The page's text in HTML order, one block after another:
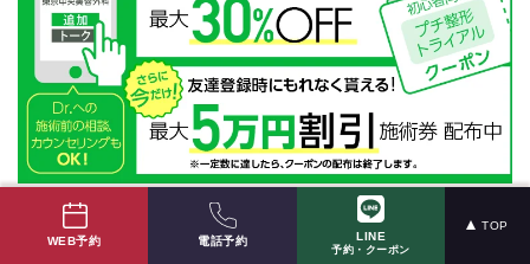
WEB予約 電話予約 LINE
予約・クーポン
TOP